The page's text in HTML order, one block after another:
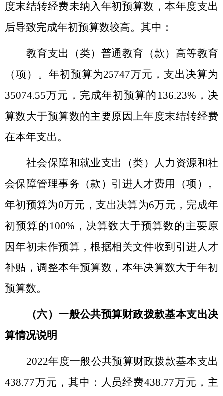
度末结转经费未纳入年初预算数，本年度支出
后导致完成年初预算数较高。其中：
教育支出（类）普通教育（款）高等教育
（项）。年初预算为25747万元，支出决算为
35074.55万元，完成年初预算的 136.23% ，决
算数大于预算数的主要原因上年度末结转经费
在本年支出。
社会保障和就业支出（类）人力资源和社
会保障管理事务（款）引进人才费用（项）。
年初预算为0万元，支出决算为6万元，完成年
初预算的100% ，决算数大于预算数的主要原
因年初未作预算，根据相关文件收到引进人才
补贴，调整本年预算数，本年决算数大于年初
预算数。
（六）一般公共预算财政拨款基本支出决
算情况说明
2022年度一般公共预算财政拨款基本支出
438.77万元，其中：人员经费438.77万元，主